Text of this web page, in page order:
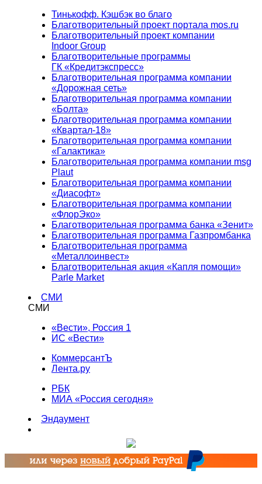
Тинькофф. Кэшбэк во благо
Благотворительный проект портала mos.ru
Благотворительный проект компании
Indoor Group
Благотворительные программы
ГК «Кредитэкспресс»
Благотворительная программа компании
«Дорожная сеть»
Благотворительная программа компании
«Болта»
Благотворительная программа компании
«Квартал-18»
Благотворительная программа компании
«Галактика»
Благотворительная программа компании msg
Plaut
Благотворительная программа компании
«Диасофт»
Благотворительная программа компании
«ФлорЭко»
Благотворительная программа банка «Зенит»
Благотворительная программа Газпромбанка
Благотворительная программа
«Металлоинвест»
Благотворительная акция «Капля помощи»
Parle Market
СМИ
СМИ
«Вести», Россия 1
ИС «Вести»
КоммерсантЪ
Лента.ру
РБК
МИА «Россия сегодня»
Эндаумент